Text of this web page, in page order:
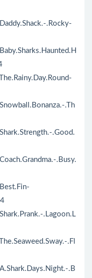
.Rocky-
.Th
.Good.
.Busy.
.Lagoon.L
.Fl
.B